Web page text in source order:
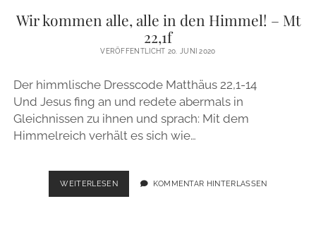
Wir kommen alle, alle in den Himmel! – Mt
22,1f
VERÖFFENTLICHT 20. JUNI 2020
Der himmlische Dresscode Matthäus 22,1-14
Und Jesus fing an und redete abermals in
Gleichnissen zu ihnen und sprach: Mit dem
Himmelreich verhält es sich wie…
WEITERLESENWIR
KOMMEN
KOMMENTAR HINTERLASSEN